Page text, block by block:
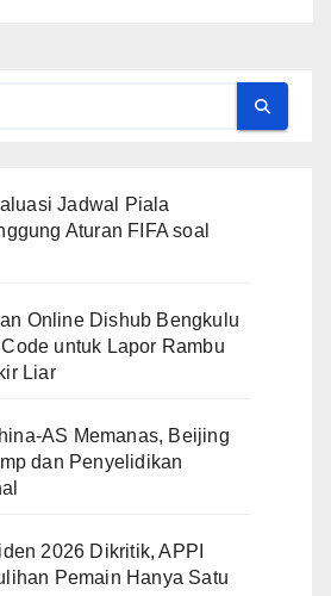
Jadwal Piala
Aturan FIFA soal
Online Dishub Bengkulu
untuk Lapor Rambu
Liar
AS Memanas, Beijing
dan Penyelidikan
2026 Dikritik, APPI
Pemain Hanya Satu